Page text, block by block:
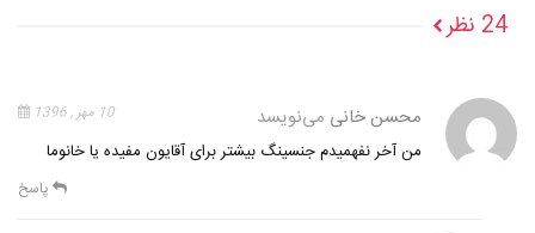
24 نظر
محسن خانی می‌نویسد 10 مهر , 1396
من آخر نفهمیدم جنسینگ بیشتر برای آقایون مفیده یا خانوما
پاسخ